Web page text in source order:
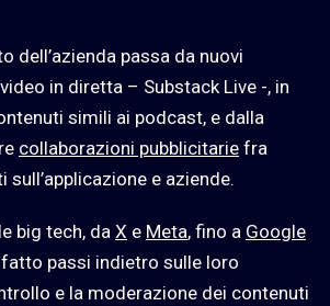
dell’azienda passa da nuovi
in diretta – Substack Live -, in
simili ai podcast, e dalla
collaborazioni pubblicitarie fra
sull’applicazione e aziende.
big tech, daX e Meta, fino a Google
fatto passi indietro sulle loro
e la moderazione dei contenuti